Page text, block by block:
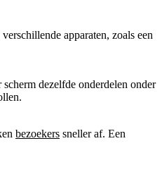
apparaten, zoals een
dezelfde onderdelen onder
bezoekers sneller af. Een